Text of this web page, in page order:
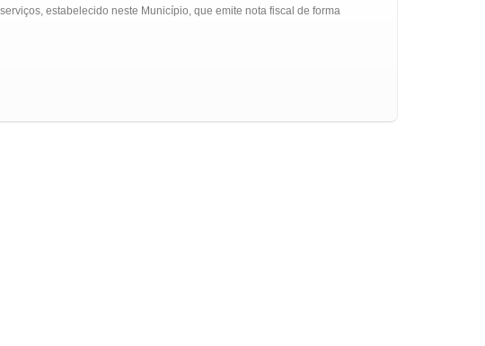
estabelecido neste Município, que emite nota fiscal de forma